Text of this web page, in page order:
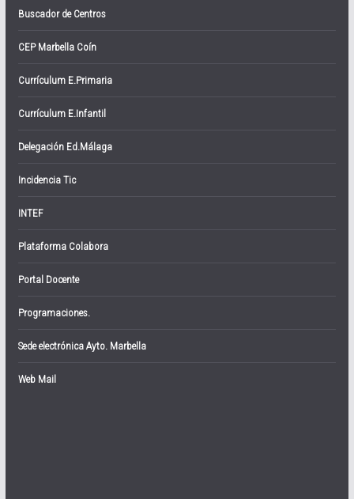
Buscador de Centros
CEP Marbella Coín
Currículum E.Primaria
Currículum E.Infantil
Delegación Ed.Málaga
Incidencia Tic
INTEF
Plataforma Colabora
Portal Docente
Programaciones.
Sede electrónica Ayto. Marbella
Web Mail